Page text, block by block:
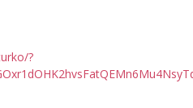
?